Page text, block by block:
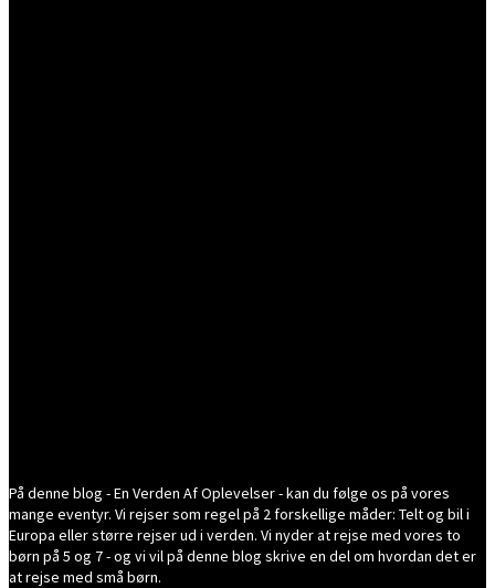
På denne blog - En Verden Af Oplevelser - kan du følge os på vores
mange eventyr. Vi rejser som regel på 2 forskellige måder: Telt og bil i
Europa eller større rejser ud i verden. Vi nyder at rejse med vores to
børn på 5 og 7 - og vi vil på denne blog skrive en del om hvordan det er
at rejse med små børn.